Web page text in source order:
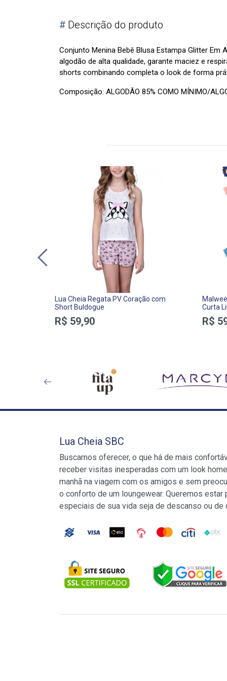
# Descrição do produto
Conjunto Menina Bebê Blusa Estampa Glitter
algodão de alta qualidade, garante maciez e
shorts combinando completa o look de forma
Composição: ALGODÃO 85% COMO MÍNIMO/
Lua Cheia Regata PV Coração com
Short Buldogue
R$ 59,90
Curta
R$
Lua Cheia SBC
Buscamos oferecer, o que há de mais
receber visitas inesperadas com um look
manhã na viagem com os amigos e sem
o conforto de um loungewear. Queremos
especiais de sua vida seja de descanso ou de